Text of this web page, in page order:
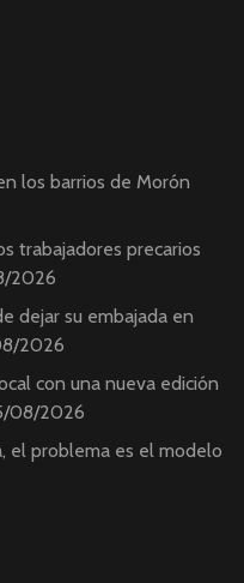
los barrios de Morón
trabajadores precarios
2026
dejar su embajada en
2026
con una nueva edición
08/2026
el problema es el modelo